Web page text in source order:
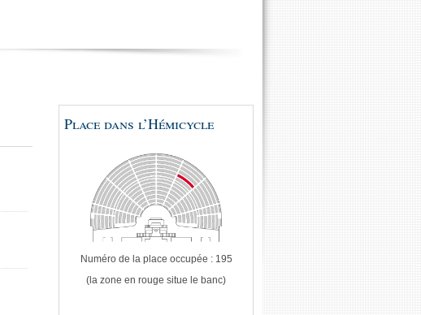
Place dans l’Hémicycle
Numéro de la place occupée : 195
(la zone en rouge situe le banc)